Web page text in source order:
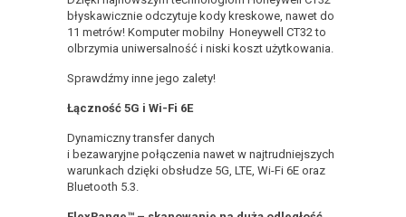
błyskawicznie odczytuje kody kreskowe, nawet do
11 metrów! Komputer mobilny Honeywell CT32 to
olbrzymia uniwersalność i niski koszt użytkowania.
Sprawdźmy inne jego zalety!
Łączność 5G i Wi-Fi 6E
Dynamiczny transfer danych
i bezawaryjne połączenia nawet w najtrudniejszych
warunkach dzięki obsłudze 5G, LTE, Wi-Fi 6E oraz
Bluetooth 5.3.